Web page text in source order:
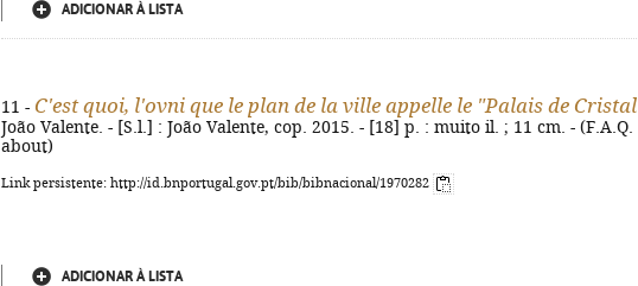
ADICIONAR À LISTA
11 - C'est quoi, l'ovni que le plan de la ville appelle le "Palais de
João Valente. - [S.l.] : João Valente, cop. 2015. - [18] p. : muito il. ; 11 cm. - (F.A.Q.
about)
Link persistente: http://id.bnportugal.gov.pt/bib/bibnacional/1970282
ADICIONAR À LISTA